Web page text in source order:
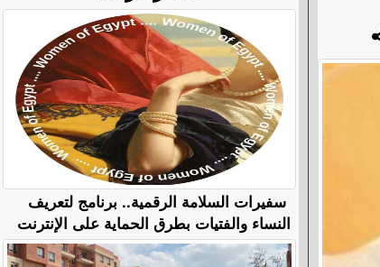
سفيرات السلامة الرقمية.. برنامج لتعريف
النساء والفتيات بطرق الحماية على الإنترنت